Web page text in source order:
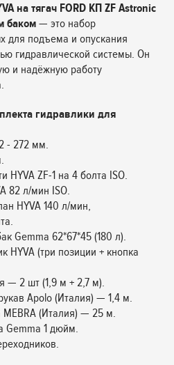
на тягач FORD КП ZF Astronic
баком— это набор
для подъема и опускания
гидравлической системы. Он
и надёжную работу
гидравлики для
- 272 мм.
HYVA ZF-1 на 4 болта ISO.
82 л/мин ISO.
HYVA 140 л/мин,
Gemma 62*67*45 (180 л).
HYVA (три позиции + кнопка
— 2 шт (1,9 м + 2,7 м).
Apolo (Италия) — 1,4 м.
MEBRA (Италия) — 25 м.
Gemma 1 дюйм.